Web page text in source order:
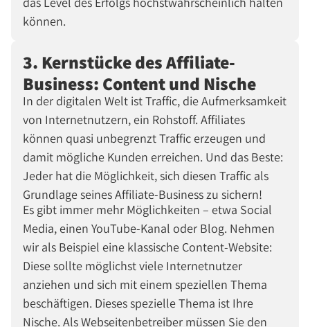
können.
3. Kernstücke des Affiliate-
Business: Content und Nische
In der digitalen Welt ist Traffic, die Aufmerksamkeit
von Internetnutzern, ein Rohstoff. Affiliates
können quasi unbegrenzt Traffic erzeugen und
damit mögliche Kunden erreichen. Und das Beste:
Jeder hat die Möglichkeit, sich diesen Traffic als
Grundlage seines Affiliate-Business zu sichern!
Es gibt immer mehr Möglichkeiten – etwa Social
Media, einen YouTube-Kanal oder Blog. Nehmen
wir als Beispiel eine klassische Content-Website:
Diese sollte möglichst viele Internetnutzer
anziehen und sich mit einem speziellen Thema
beschäftigen. Dieses spezielle Thema ist Ihre
Nische. Als Webseitenbetreiber müssen Sie den